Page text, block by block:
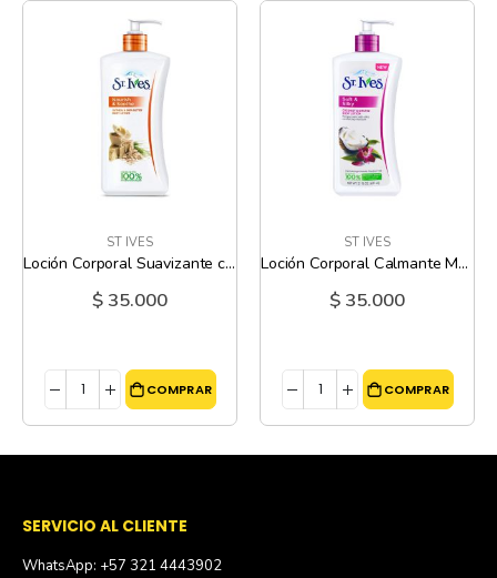
ST IVES
Loción Corporal Suavizante con Coco y Orquidea St. Ives - 21 Oz (Coconut y Orchid Body Lotion)
$ 35.000
COMPRAR
ST IVES
Loción Corporal Calmante Manteca de Karité Avena St. Ives - 21 Oz (Shea ButteryOatmeal Body Lotion)
$ 35.000
COMPRAR
SERVICIO AL CLIENTE
WhatsApp: +57 321 4443902